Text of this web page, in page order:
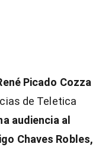
Picado Cozza
de Teletica
audiencia al
Chaves Robles,